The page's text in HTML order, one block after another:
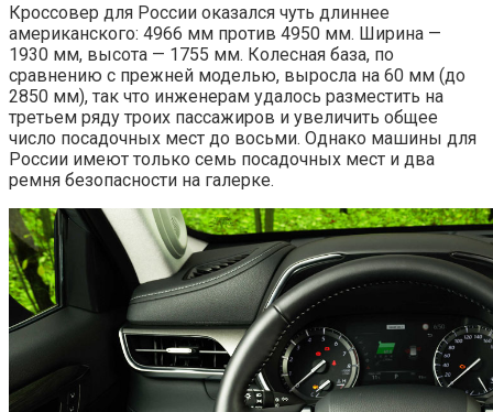
Кроссовер для России оказался чуть длиннее
американского: 4966 мм против 4950 мм. Ширина —
1930 мм, высота — 1755 мм. Колесная база, по
сравнению с прежней моделью, выросла на 60 мм (до
2850 мм), так что инженерам удалось разместить на
третьем ряду троих пассажиров и увеличить общее
число посадочных мест до восьми. Однако машины для
России имеют только семь посадочных мест и два
ремня безопасности на галерке.